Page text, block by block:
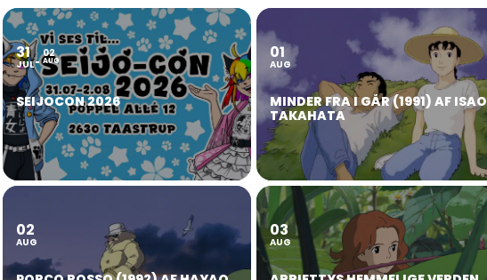
31
JUL
02
AUG
SEIJOCON 2026
01
AUG
MINDER FRA I GÅR (1991) AF ISAO
TAKAHATA
02
AUG
03
AUG